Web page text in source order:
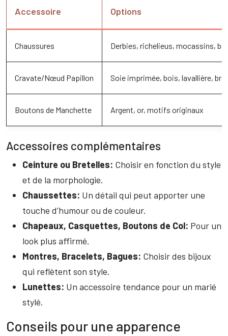
Accessoire Options
Chaussures Derbies, richelieus, mocassins,
Cravate/Nœud Papillon Soie imprimée, bois, lavallière,
Boutons de Manchette Argent, or, motifs originaux
Accessoires complémentaires
Ceinture ou Bretelles: Choisir en fonction du style
et de la morphologie.
Chaussettes: Un détail qui peut apporter une
touche d’humour ou de couleur.
Chapeaux, Casquettes, Boutons de Col: Pour un
look plus affirmé.
Montres, Bracelets, Bagues: Choisir des bijoux
qui reflètent son style.
Lunettes: Un accessoire tendance pour un marié
stylé.
Conseils pour une apparence